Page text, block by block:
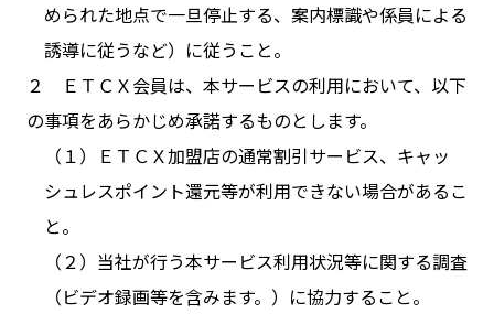
められた地点で一旦停止する、案内標識や係員による
誘導に従うなど）に従うこと。
２ ＥＴＣＸ会員は、本サービスの利用において、以下
の事項をあらかじめ承諾するものとします。
（１）ＥＴＣＸ加盟店の通常割引サービス、キャッ
シュレスポイント還元等が利用できない場合があるこ
と。
（２）当社が行う本サービス利用状況等に関する調査
（ビデオ録画等を含みます。）に協力すること。